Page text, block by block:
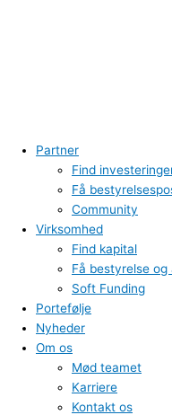
Partner
Find
Få
Community
Virksomhed
Find kapital
Få bestyrelse og
Soft Funding
Portefølje
Nyheder
Om os
Mød teamet
Karriere
Kontakt os